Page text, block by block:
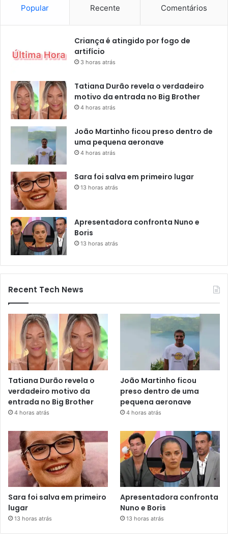
Popular Recente Comentários
Criança é atingido por fogo de
artifício
3 horas atrás
Tatiana Durão revela o verdadeiro
motivo da entrada no Big Brother
4 horas atrás
João Martinho ficou preso dentro de
uma pequena aeronave
4 horas atrás
Sara foi salva em primeiro lugar
13 horas atrás
Apresentadora confronta Nuno e
Boris
13 horas atrás
Recent Tech News
Tatiana Durão revela o
verdadeiro motivo da
entrada no Big Brother
4 horas atrás
João Martinho ficou
preso dentro de uma
pequena aeronave
4 horas atrás
Sara foi salva em primeiro
lugar
13 horas atrás
Apresentadora confronta
Nuno e Boris
13 horas atrás